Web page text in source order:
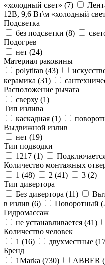
«холодный свет» (7)
12В, 9,6 Вт\м «холодный
Подсветка
без подсветки (8)
Подогрев
нет (24)
Материал раковины
polytitan (43)
керамика (31)
Расположение рычага
сверху (1)
Тип излива
каскадная (1)
Выдвижной излив
нет (19)
Тип подводки
1217 (1)
Количество монтажных
1 (48) 2 (41) 3 (2)
Тип дивертора
Без дивертора (11)
в излив (6) Поворотный (
Гидромассаж
не устанавливается (41)
Количество человек
1 (16) двухместные (17
Бренд
1Marka (730) ABBER (